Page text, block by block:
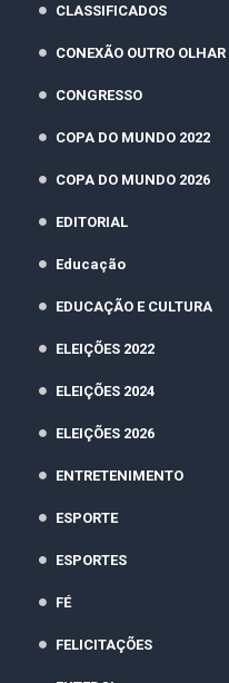
CLASSIFICADOS
CONEXÃO OUTRO OLHAR
CONGRESSO
COPA DO MUNDO 2022
COPA DO MUNDO 2026
EDITORIAL
Educação
EDUCAÇÃO E CULTURA
ELEIÇÕES 2022
ELEIÇÕES 2024
ELEIÇÕES 2026
ENTRETENIMENTO
ESPORTE
ESPORTES
FÉ
FELICITAÇÕES